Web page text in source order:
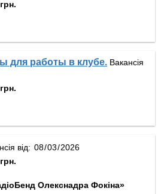
для работы в клубе. Вакансія
від:
Олекснадра Фокіна»